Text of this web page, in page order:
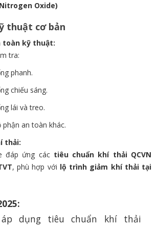
Oxide)
thuật cơ bản
toàn kỹ thuật:
tra:
phanh.
chiếu sáng.
lái và treo.
phận an toàn khác.
thải:
đáp ứng các tiêu chuẩn khí thải QCVN
, phù hợp với lộ trình giảm khí thải tại
dụng tiêu chuẩn khí thải